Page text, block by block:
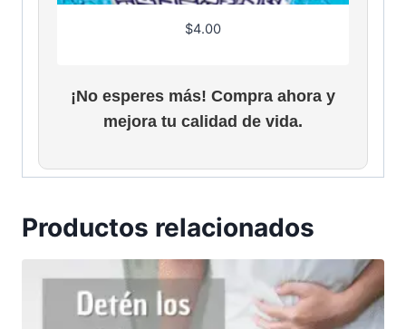
$4.00
¡No esperes más! Compra ahora y
mejora tu calidad de vida.
Productos relacionados